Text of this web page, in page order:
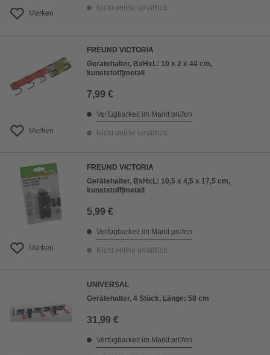
Merken
Nicht online erhältlich
Merken
FREUND VICTORIA
Gerätehalter, BxHxL: 10 x 2 x 44 cm,
kunststoff|metall
7,99 €
Verfügbarkeit im Markt prüfen
Nicht online erhältlich
Merken
FREUND VICTORIA
Gerätehalter, BxHxL: 10,5 x 4,5 x 17,5 cm,
kunststoff|metall
5,99 €
Verfügbarkeit im Markt prüfen
Nicht online erhältlich
UNIVERSAL
Gerätehalter, 4 Stück, Länge: 58 cm
31,99 €
Verfügbarkeit im Markt prüfen